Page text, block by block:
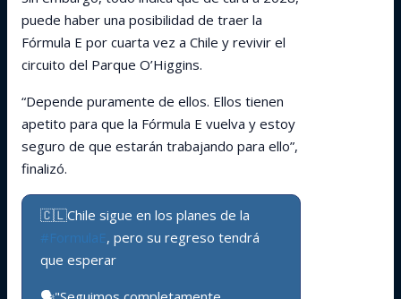
puede haber una posibilidad de traer la
Fórmula E por cuarta vez a Chile y revivir el
circuito del Parque O’Higgins.
“Depende puramente de ellos. Ellos tienen
apetito para que la Fórmula E vuelva y estoy
seguro de que estarán trabajando para ello”,
finalizó.
🇨🇱Chile sigue en los planes de la
#FormulaE, pero su regreso tendrá
que esperar